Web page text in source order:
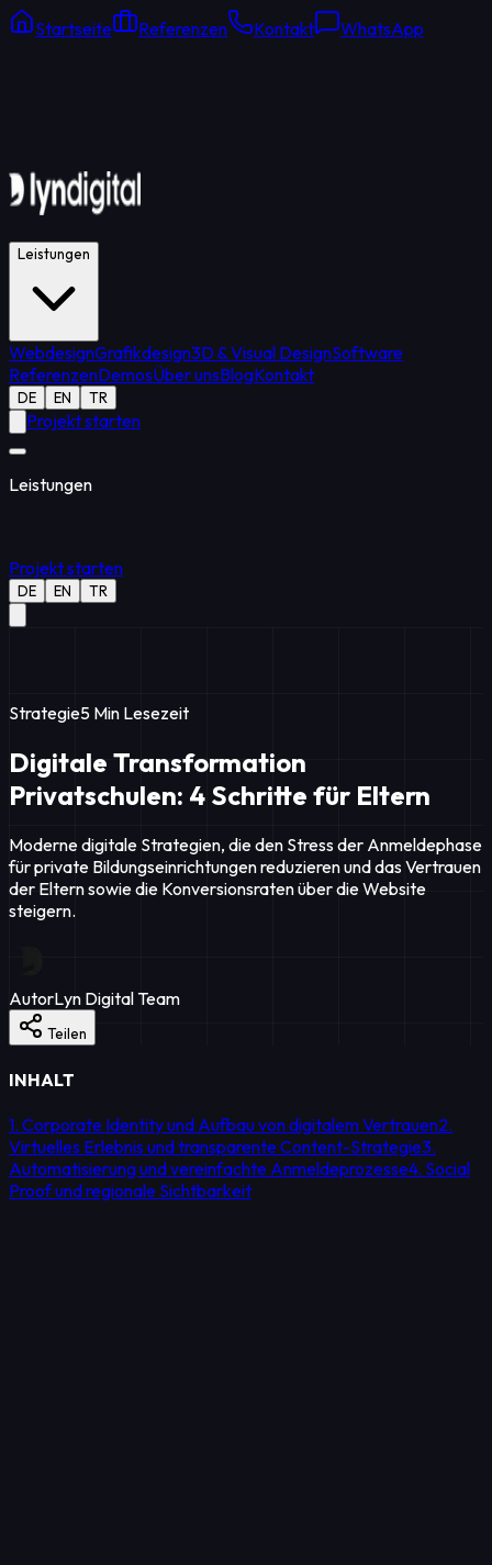
Startseite Referenzen Kontakt WhatsApp
Leistungen
WebdesignGrafikdesign3D & Visual DesignSoftware
ReferenzenDemosÜber unsBlogKontakt
DE EN TR
Projekt starten
Leistungen
Projekt starten
DE EN TR
Strategie5 Min Lesezeit
Digitale Transformation
Privatschulen: 4 Schritte für Eltern
Moderne digitale Strategien, die den Stress der Anmeldephase
für private Bildungseinrichtungen reduzieren und das Vertrauen
der Eltern sowie die Konversionsraten über die Website
steigern.
AutorLyn Digital Team
Teilen
INHALT
1. Corporate Identity und Aufbau von digitalem Vertrauen2.
Virtuelles Erlebnis und transparente Content-Strategie3.
Automatisierung und vereinfachte Anmeldeprozesse4. Social
Proof und regionale Sichtbarkeit